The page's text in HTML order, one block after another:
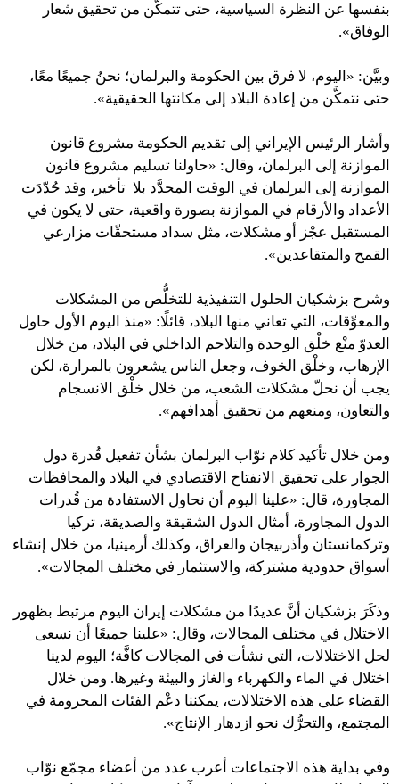
بنفسها عن النظرة السياسية، حتى تتمكَّن من تحقيق شعار
الوفاق».
وبيَّن: «اليوم، لا فرق بين الحكومة والبرلمان؛ نحنُ جميعًا معًا،
حتى نتمكَّن من إعادة البلاد إلى مكانتها الحقيقية».
وأشار الرئيس الإيراني إلى تقديم الحكومة مشروع قانون
الموازنة إلى البرلمان، وقال: «حاولنا تسليم مشروع قانون
الموازنة إلى البرلمان في الوقت المحدَّد بلا تأخير، وقد حُدّدَت
الأعداد والأرقام في الموازنة بصورة واقعية، حتى لا يكون في
المستقبل عجْز أو مشكلات، مثل سداد مستحقّات مزارعي
القمح والمتقاعدين».
وشرح بزشكيان الحلول التنفيذية للتخلُّص من المشكلات
والمعوِّقات، التي تعاني منها البلاد، قائلًا: «منذ اليوم الأول حاول
العدوّ منْع خلْق الوحدة والتلاحم الداخلي في البلاد، من خلال
الإرهاب، وخلْق الخوف، وجعل الناس يشعرون بالمرارة، لكن
يجب أن نحلّ مشكلات الشعب، من خلال خلْق الانسجام
والتعاون، ومنعهم من تحقيق أهدافهم».
ومن خلال تأكيد كلام نوّاب البرلمان بشأن تفعيل قُدرة دول
الجوار على تحقيق الانفتاح الاقتصادي في البلاد والمحافظات
المجاورة، قال: «علينا اليوم أن نحاول الاستفادة من قُدرات
الدول المجاورة، أمثال الدول الشقيقة والصديقة، تركيا
وتركمانستان وأذربيجان والعراق، وكذلك أرمينيا، من خلال إنشاء
أسواق حدودية مشتركة، والاستثمار في مختلف المجالات».
وذكَرَ بزشكيان أنَّ عديدًا من مشكلات إيران اليوم مرتبط بظهور
الاختلال في مختلف المجالات، وقال: «علينا جميعًا أن نسعى
لحل الاختلالات، التي نشأت في المجالات كافَّة؛ اليوم لدينا
اختلال في الماء والكهرباء والغاز والبيئة وغيرها. ومن خلال
القضاء على هذه الاختلالات، يمكننا دعْم الفئات المحرومة في
المجتمع، والتحرُّك نحو ازدهار الإنتاج».
وفي بداية هذه الاجتماعات أعرب عدد من أعضاء مجمّع نوّاب